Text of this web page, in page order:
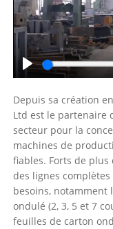
Play
Depuis sa création
Ltd est le partenaire
secteur pour la
machines de
fiables. Forts de plus
des lignes
besoins, notamment
ondulé (2, 3, 5 et 7
feuilles de carton